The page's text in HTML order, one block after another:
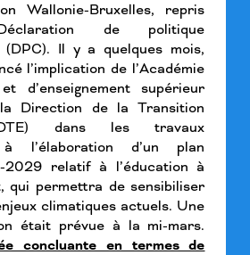
Wallonie-Bruxelles, repris
de politique
(DPC). Il y a quelques mois,
l’implication de l’Académie
d’enseignement supérieur
Direction de la Transition
dans les travaux
l’élaboration d’un plan
2029 relatif à l’éducation à
qui permettra de sensibiliser
climatiques actuels. Une
était prévue à la mi-mars.
concluante en termes de